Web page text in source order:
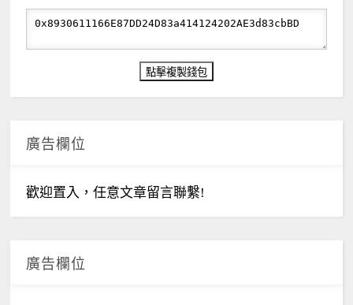
廣告欄位
歡迎置入，任意文章留言聯繫!
廣告欄位